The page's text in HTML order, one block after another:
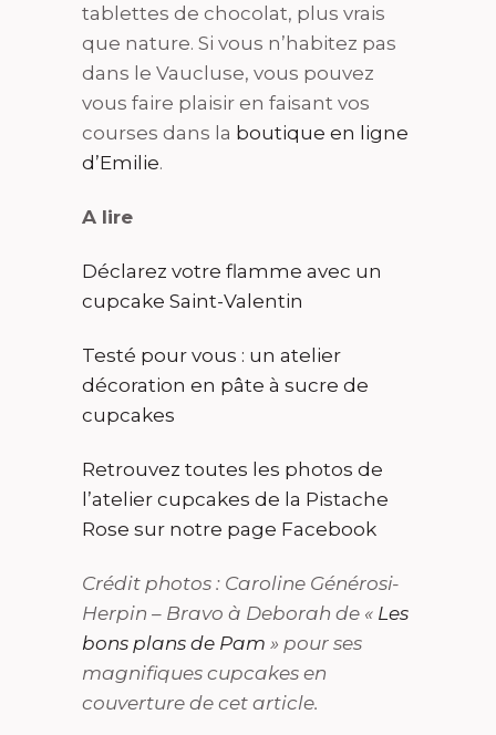
tablettes de chocolat, plus vrais
que nature. Si vous n’habitez pas
dans le Vaucluse, vous pouvez
vous faire plaisir en faisant vos
courses dans la boutique en ligne
d’Emilie.
A lire
Déclarez votre flamme avec un
cupcake Saint-Valentin
Testé pour vous : un atelier
décoration en pâte à sucre de
cupcakes
Retrouvez toutes les photos de
l’atelier cupcakes de la Pistache
Rose sur notre page Facebook
Crédit photos : Caroline Générosi-
Herpin – Bravo à Deborah de « Les
bons plans de Pam » pour ses
magnifiques cupcakes en
couverture de cet article.